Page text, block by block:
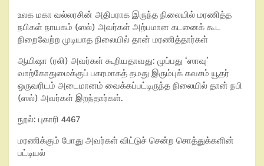
உலக மகா வல்லரசின் அதிபராக இருந்த நிலையில் மரணித்த
நபிகள் நாயகம் (ஸல்) அவர்கள் அற்பமான கடனைக் கூட
நிறைவேற்ற முடியாத நிலையில் தான் மரணித்தார்கள்
ஆயிஷா (ரலி) அவர்கள் கூறியதாவது: முப்பது ‘ஸாவு’
வாற்கோதுமைக்குப் பகரமாகத் தமது இரும்புக் கவசம் யூதர்
ஒருவரிடம் அடைமானம் வைக்கப்பட்டிருந்த நிலையில் தான் நபி
(ஸல்) அவர்கள் இறந்தார்கள்.
நூல்: புகாரி 4467
மரணிக்கும் போது அவர்கள் விட்டுச் சென்ற சொத்துக்களின்
பட்டியல்